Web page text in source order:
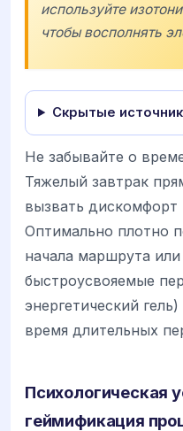
используйте
чтобы восполнять
Скрытые
Не забывайте о
Тяжелый завтрак
вызвать дискомфорт
Оптимально плотно
начала маршрута или
быстроусвояемые
энергетический
время длительных
Психологическая
геймификация